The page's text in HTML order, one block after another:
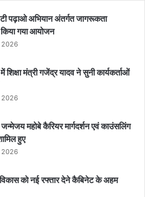
पढ़ाओ अभियान अंतर्गत जागरूकता
किया गया आयोजन
2026
शिक्षा मंत्री गजेंद्र यादव ने सुनी कार्यकर्ताओं
2026
महोबे कैरियर मार्गदर्शन एवं काउंसलिंग
हुए
2026
को नई रफ्तार देने कैबिनेट के अहम